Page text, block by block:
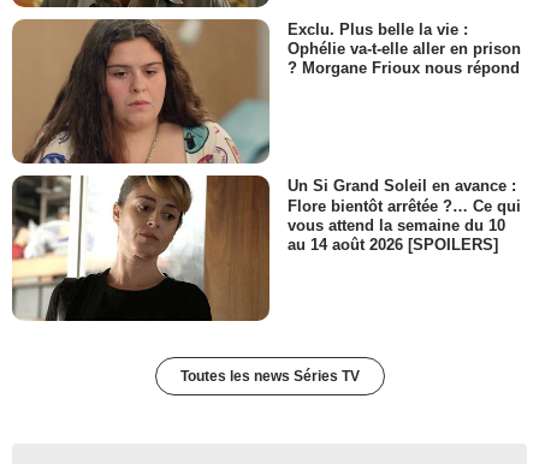
Exclu. Plus belle la vie :
Ophélie va-t-elle aller en prison
? Morgane Frioux nous répond
Un Si Grand Soleil en avance :
Flore bientôt arrêtée ?… Ce qui
vous attend la semaine du 10
au 14 août 2026 [SPOILERS]
Toutes les news Séries TV